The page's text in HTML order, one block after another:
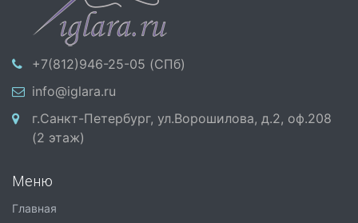
+7(812)946-25-05 (СПб)
info@iglara.ru
г.Санкт-Петербург, ул.Ворошилова, д.2, оф.208
(2 этаж)
Меню
Главная